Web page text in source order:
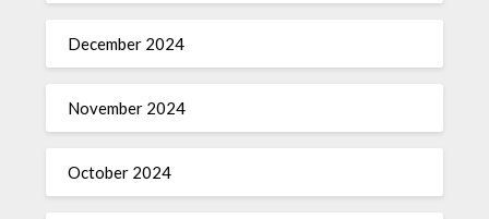
December 2024
November 2024
October 2024